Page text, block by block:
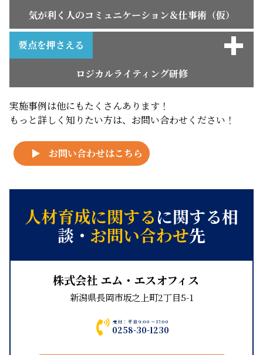
気が利く人のコミュニケーション＆仕事術（仮）
【セミナー内容】
1．職場のコミュニケーション
2．話の聴き方
3．会話術
4．相手に伝わる話し方
5．質問力
6．印象コントロール
要点を押さえる
ロジカルライティング研修
実施事例は他にもたくさんあります！
もっと詳しく知りたい方は、お問い合わせください！
お問い合わせはこちら
人材育成に関するに関する相
談 ・ お問い合わせ先
株式会社 エム・エスオフィス
新潟県長岡市坂之上町2丁目5-1
0258-30-1230
受付：平日9:00～17:00